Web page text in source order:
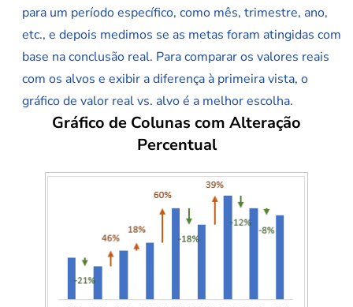
para um período específico, como mês, trimestre, ano,
etc., e depois medimos se as metas foram atingidas com
base na conclusão real. Para comparar os valores reais
com os alvos e exibir a diferença à primeira vista, o
gráfico de valor real vs. alvo é a melhor escolha.
Gráfico de Colunas com Alteração
Percentual